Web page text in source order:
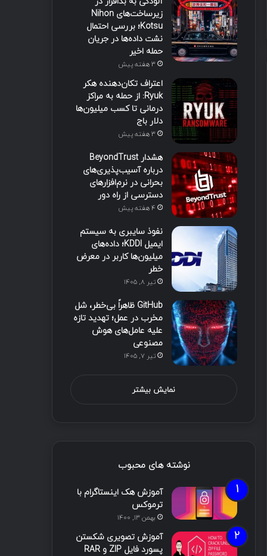
زیرساخت‌های Nihon
Kotsu؛ بررسی احتمال
نشت داده‌ها در جریان
حمله اخیر
3 هفته پیش
اعتراف تکان‌دهنده هکر
Ryuk: از حمله به مراکز
درمانی تا کسب میلیون‌ها
دلار باج
3 هفته پیش
هشدار BeyondTrust
درباره آسیب‌پذیری‌های
بحرانی در نرم‌افزارهای
دسترسی از راه دور
4 هفته پیش
نفوذ سایبری به سیستم
ایمیل KDDI؛ داده‌های
میلیون‌ها کاربر در معرض
خطر
تیر ۸, ۱۴۰۵
GitHub ظاهراً بی‌خطر، شل
مخرب در عمل؛ تهدید تازه
علیه عامل‌های هوش
مصنوعی
تیر ۷, ۱۴۰۵
نمایش بیشتر
نوشته های محبوب
آموزش هک اینستاگرام با
ترموکس
بهمن ۱۳, ۱۴۰۰
آموزش تصویری شکستن
پسورد فایل ZIP و RAR